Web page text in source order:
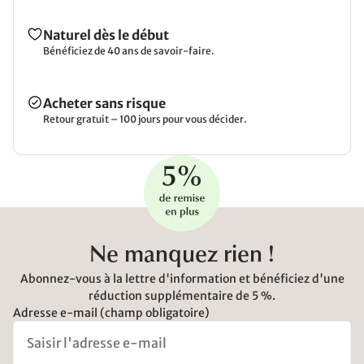
Naturel dès le début
Bénéficiez de 40 ans de savoir-faire.
Acheter sans risque
Retour gratuit – 100 jours pour vous décider.
Ne manquez rien !
Abonnez-vous à la lettre d'information et bénéficiez d'une
réduction supplémentaire de 5 %.
Adresse e-mail (champ obligatoire)